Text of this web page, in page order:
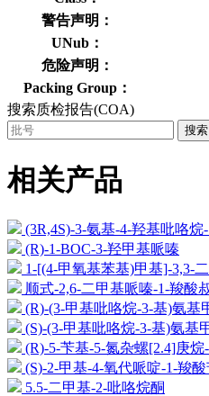
警告声明：
UNub：
危险声明：
Packing Group：
搜索质检报告(COA)
搜索
相关产品
(3R,4S)-3-氨基-4-羟基吡咯
(R)-1-BOC-3-羟甲基哌嗪
1-[(4-甲氧基苯基)甲基]-3,3-
顺式-2,6-二甲基哌嗪-1-羧酸
(R)-(3-甲基吡咯烷-3-基)氨基
(S)-(3-甲基吡咯烷-3-基)氨基
(R)-5-苄基-5-氮杂螺[2.4]庚烷
(S)-2-甲基-4-氧代哌啶-1-羧
5.5-二甲基-2-吡咯烷酮